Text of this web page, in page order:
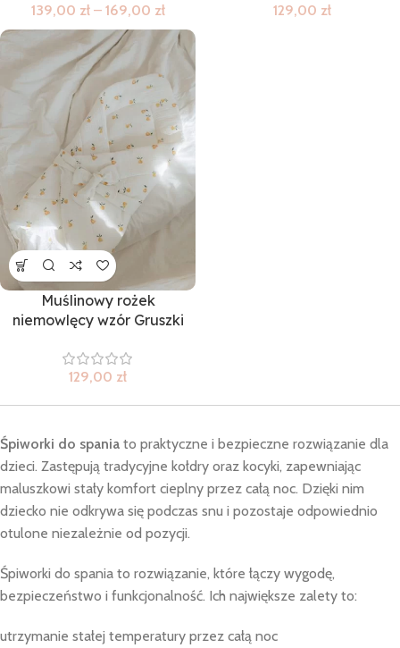
139,00 zł – 169,00 zł 129,00 zł
Muślinowy rożek
niemowlęcy wzór Gruszki
129,00 zł
Śpiworki do spania to praktyczne i bezpieczne rozwiązanie dla
dzieci. Zastępują tradycyjne kołdry oraz kocyki, zapewniając
maluszkowi stały komfort cieplny przez całą noc. Dzięki nim
dziecko nie odkrywa się podczas snu i pozostaje odpowiednio
otulone niezależnie od pozycji.
Śpiworki do spania to rozwiązanie, które łączy wygodę,
bezpieczeństwo i funkcjonalność. Ich największe zalety to:
utrzymanie stałej temperatury przez całą noc